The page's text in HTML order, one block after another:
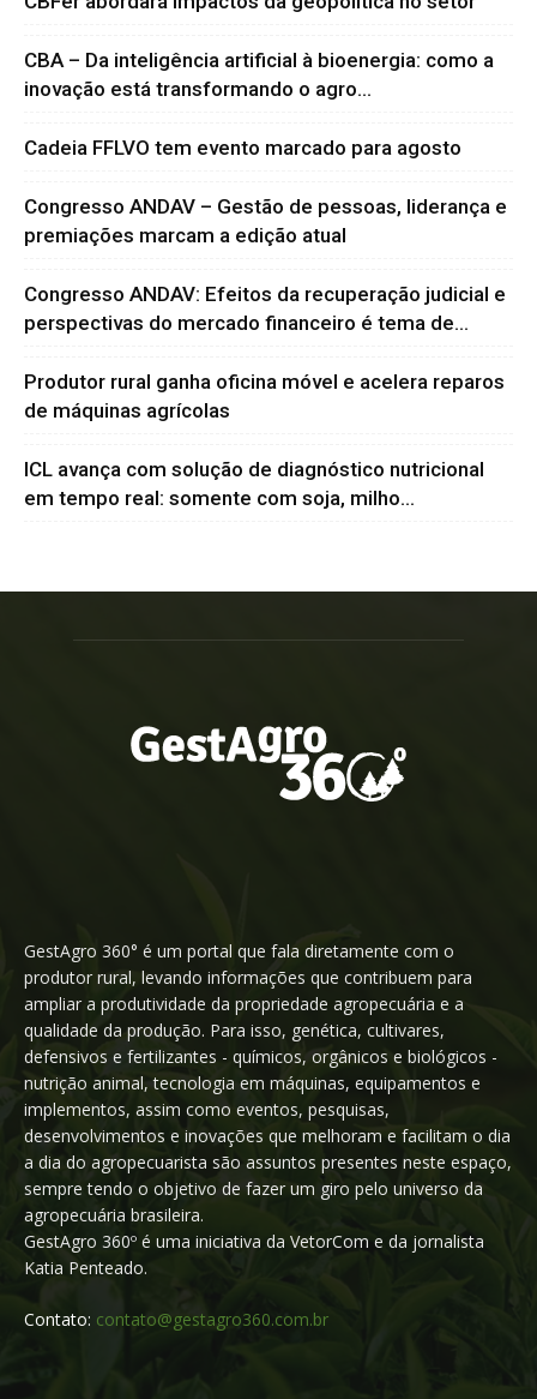
CBA – Da inteligência artificial à bioenergia: como a
inovação está transformando o agro...
Cadeia FFLVO tem evento marcado para agosto
Congresso ANDAV – Gestão de pessoas, liderança e
premiações marcam a edição atual
Congresso ANDAV: Efeitos da recuperação judicial e
perspectivas do mercado financeiro é tema de...
Produtor rural ganha oficina móvel e acelera reparos
de máquinas agrícolas
ICL avança com solução de diagnóstico nutricional
em tempo real: somente com soja, milho...
GestAgro 360° é um portal que fala diretamente com o
produtor rural, levando informações que contribuem para
ampliar a produtividade da propriedade agropecuária e a
qualidade da produção. Para isso, genética, cultivares,
defensivos e fertilizantes - químicos, orgânicos e biológicos -
nutrição animal, tecnologia em máquinas, equipamentos e
implementos, assim como eventos, pesquisas,
desenvolvimentos e inovações que melhoram e facilitam o dia
a dia do agropecuarista são assuntos presentes neste espaço,
sempre tendo o objetivo de fazer um giro pelo universo da
agropecuária brasileira.
GestAgro 360º é uma iniciativa da VetorCom e da jornalista
Katia Penteado.
Contato: contato@gestagro360.com.br